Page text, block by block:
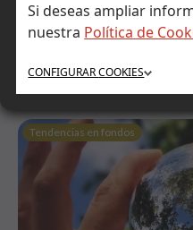
Si deseas ampliar
nuestra Política de
CONFIGURARCOOKIES
cambio
Tendencias en fondos